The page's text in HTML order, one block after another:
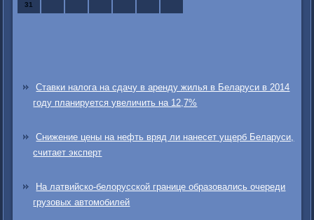
31
Ставки налога на сдачу в аренду жилья в Беларуси в 2014
году планируется увеличить на 12,7%
Снижение цены на нефть вряд ли нанесет ущерб Беларуси,
считает эксперт
На латвийско-белорусской границе образовались очереди
грузовых автомобилей